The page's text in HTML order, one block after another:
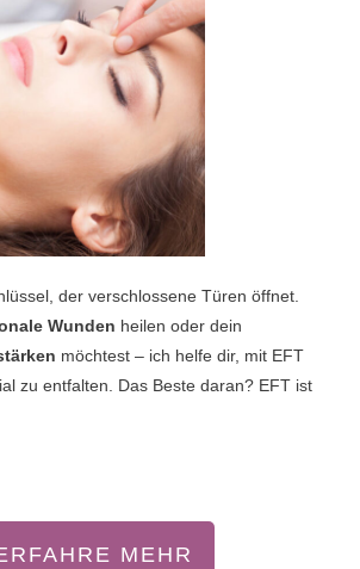
der verschlossene Türen öffnet.
Wunden heilen oder dein
möchtest – ich helfe dir, mit EFT
zu entfalten. Das Beste daran? EFT ist
MEHR